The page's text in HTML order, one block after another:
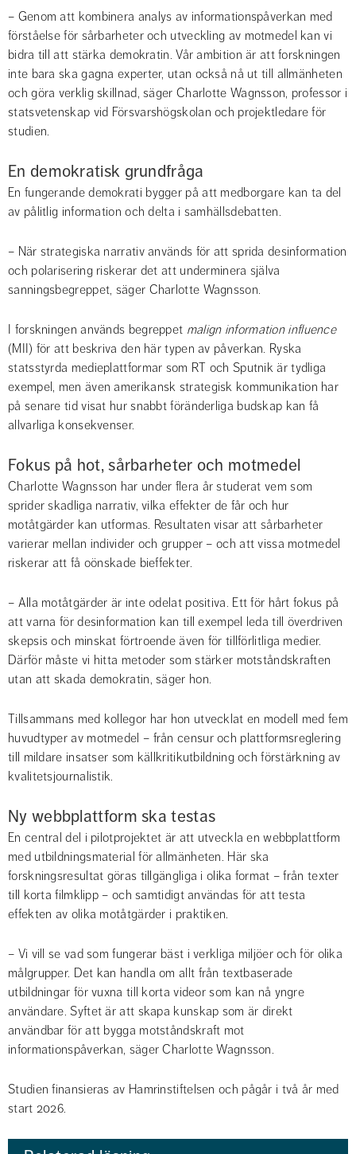
– Genom att kombinera analys av informationspåverkan med
förståelse för sårbarheter och utveckling av motmedel kan vi
bidra till att stärka demokratin. Vår ambition är att forskningen
inte bara ska gagna experter, utan också nå ut till allmänheten
och göra verklig skillnad, säger Charlotte Wagnsson, professor i
statsvetenskap vid Försvarshögskolan och projektledare för
studien.
En demokratisk grundfråga
En fungerande demokrati bygger på att medborgare kan ta del
av pålitlig information och delta i samhällsdebatten.
– När strategiska narrativ används för att sprida desinformation
och polarisering riskerar det att underminera själva
sanningsbegreppet, säger Charlotte Wagnsson.
I forskningen används begreppet malign information influence
(MII) för att beskriva den här typen av påverkan. Ryska
statsstyrda medieplattformar som RT och Sputnik är tydliga
exempel, men även amerikansk strategisk kommunikation har
på senare tid visat hur snabbt föränderliga budskap kan få
allvarliga konsekvenser.
Fokus på hot, sårbarheter och motmedel
Charlotte Wagnsson har under flera år studerat vem som
sprider skadliga narrativ, vilka effekter de får och hur
motåtgärder kan utformas. Resultaten visar att sårbarheter
varierar mellan individer och grupper – och att vissa motmedel
riskerar att få oönskade bieffekter.
– Alla motåtgärder är inte odelat positiva. Ett för hårt fokus på
att varna för desinformation kan till exempel leda till överdriven
skepsis och minskat förtroende även för tillförlitliga medier.
Därför måste vi hitta metoder som stärker motståndskraften
utan att skada demokratin, säger hon.
Tillsammans med kollegor har hon utvecklat en modell med fem
huvudtyper av motmedel – från censur och plattformsreglering
till mildare insatser som källkritikutbildning och förstärkning av
kvalitetsjournalistik.
Ny webbplattform ska testas
En central del i pilotprojektet är att utveckla en webbplattform
med utbildningsmaterial för allmänheten. Här ska
forskningsresultat göras tillgängliga i olika format – från texter
till korta filmklipp – och samtidigt användas för att testa
effekten av olika motåtgärder i praktiken.
– Vi vill se vad som fungerar bäst i verkliga miljöer och för olika
målgrupper. Det kan handla om allt från textbaserade
utbildningar för vuxna till korta videor som kan nå yngre
användare. Syftet är att skapa kunskap som är direkt
användbar för att bygga motståndskraft mot
informationspåverkan, säger Charlotte Wagnsson.
Studien finansieras av Hamrinstiftelsen och pågår i två år med
start 2026.